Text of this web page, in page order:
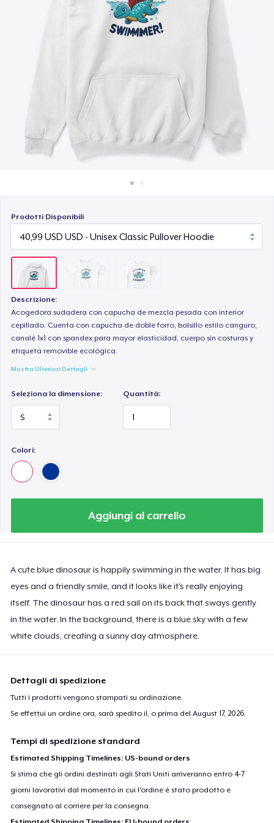
Vendi ovunque
Prodotti Disponibili
Descrizione:
Acogedora sudadera con capucha de mezcla pesada con interior
cepillado. Cuenta con capucha de doble forro, bolsillo estilo canguro,
canalé 1x1 con spandex para mayor elasticidad, cuerpo sin costuras y
etiqueta removible ecológica.
Mostra Ulteriori Dettagli
Seleziona la dimensione: Quantità:
Colori:
Aggiungi al carrello
A cute blue dinosaur is happily swimming in the water. It has big
eyes and a friendly smile, and it looks like it's really enjoying
itself. The dinosaur has a red sail on its back that sways gently
in the water. In the background, there is a blue sky with a few
white clouds, creating a sunny day atmosphere.
Dettagli di spedizione
Tutti i prodotti vengono stampati su ordinazione.
Se effettui un ordine ora, sarà spedito il, o prima delAugust 17, 2026.
Tempi di spedizione standard
Estimated Shipping Timelines: US-bound orders
Si stima che gli ordini destinati agli Stati Uniti arriveranno entro 4-7
giorni lavorativi dal momento in cui l'ordine è stato prodotto e
consegnato al corriere per la consegna.